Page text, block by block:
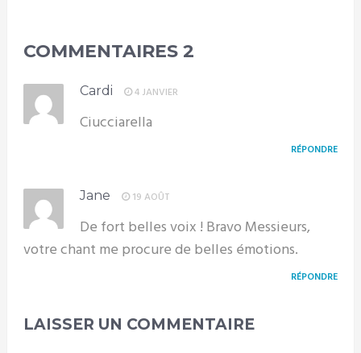
COMMENTAIRES 2
Cardi 4 JANVIER
Ciucciarella
RÉPONDRE
Jane 19 AOÛT
De fort belles voix ! Bravo Messieurs,
votre chant me procure de belles émotions.
RÉPONDRE
LAISSER UN COMMENTAIRE